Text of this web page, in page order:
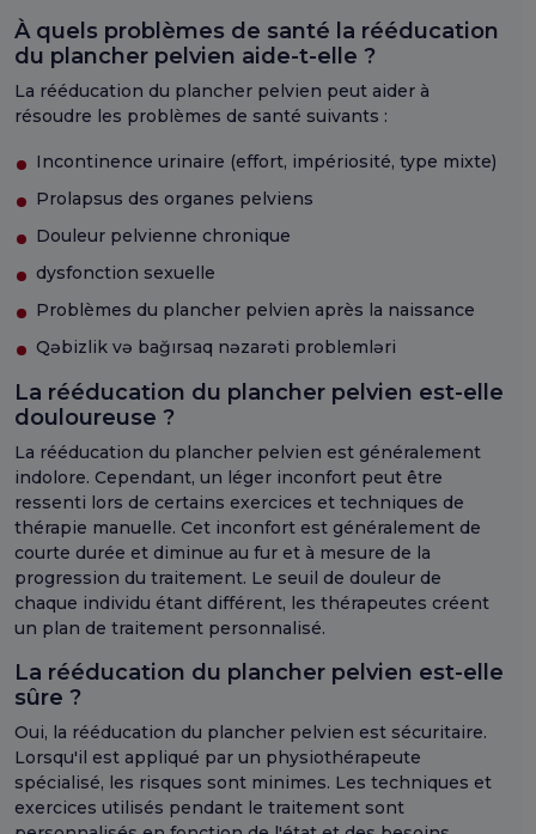
À quels problèmes de santé la rééducation
du plancher pelvien aide-t-elle ?
La rééducation du plancher pelvien peut aider à
résoudre les problèmes de santé suivants :
Incontinence urinaire (effort, impériosité, type mixte)
Prolapsus des organes pelviens
Douleur pelvienne chronique
dysfonction sexuelle
Problèmes du plancher pelvien après la naissance
Qəbizlik və bağırsaq nəzarəti problemləri
La rééducation du plancher pelvien est-elle
douloureuse ?
La rééducation du plancher pelvien est généralement
indolore. Cependant, un léger inconfort peut être
ressenti lors de certains exercices et techniques de
thérapie manuelle. Cet inconfort est généralement de
courte durée et diminue au fur et à mesure de la
progression du traitement. Le seuil de douleur de
chaque individu étant différent, les thérapeutes créent
un plan de traitement personnalisé.
La rééducation du plancher pelvien est-elle
sûre ?
Oui, la rééducation du plancher pelvien est sécuritaire.
Lorsqu'il est appliqué par un physiothérapeute
spécialisé, les risques sont minimes. Les techniques et
exercices utilisés pendant le traitement sont